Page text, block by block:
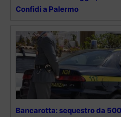
Confidi a Palermo
Bancarotta: sequestro da